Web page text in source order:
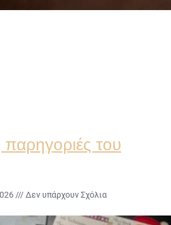
παρηγοριές του
Δεν υπάρχουν Σχόλια